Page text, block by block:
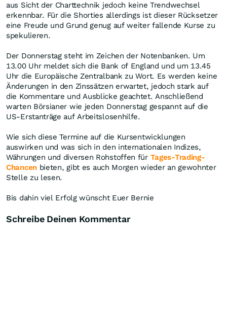
aus Sicht der Charttechnik jedoch keine Trendwechsel
erkennbar. Für die Shorties allerdings ist dieser Rücksetzer
eine Freude und Grund genug auf weiter fallende Kurse zu
spekulieren.
Der Donnerstag steht im Zeichen der Notenbanken. Um
13.00 Uhr meldet sich die Bank of England und um 13.45
Uhr die Europäische Zentralbank zu Wort. Es werden keine
Änderungen in den Zinssätzen erwartet, jedoch stark auf
die Kommentare und Ausblicke geachtet. Anschließend
warten Börsianer wie jeden Donnerstag gespannt auf die
US-Erstanträge auf Arbeitslosenhilfe.
Wie sich diese Termine auf die Kursentwicklungen
auswirken und was sich in den internationalen Indizes,
Währungen und diversen Rohstoffen für Tages-Trading-
Chancenbieten, gibt es auch Morgen wieder an gewohnter
Stelle zu lesen.
Bis dahin viel Erfolg wünscht Euer Bernie
Schreibe Deinen Kommentar